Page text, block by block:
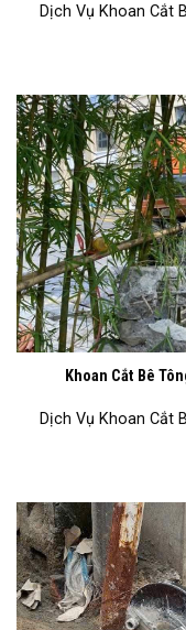
Dịch Vụ Khoan Cắt
Khoan Cắt Bê
Dịch Vụ Khoan Cắt